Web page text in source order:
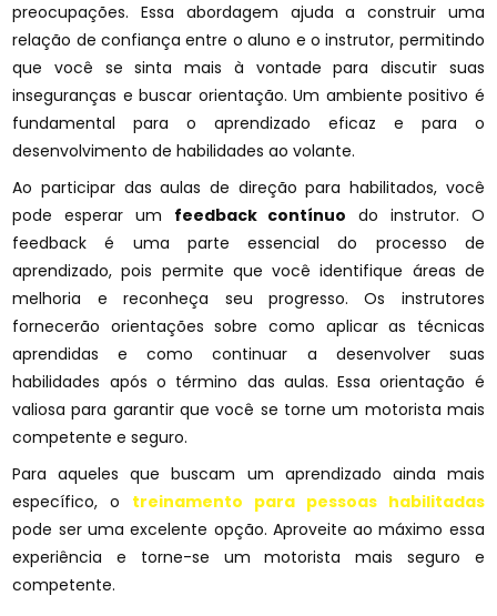
preocupações. Essa abordagem ajuda a construir uma
relação de confiança entre o aluno e o instrutor, permitindo
que você se sinta mais à vontade para discutir suas
inseguranças e buscar orientação. Um ambiente positivo é
fundamental para o aprendizado eficaz e para o
desenvolvimento de habilidades ao volante.
Ao participar das aulas de direção para habilitados, você
pode esperar um feedback contínuo do instrutor. O
feedback é uma parte essencial do processo de
aprendizado, pois permite que você identifique áreas de
melhoria e reconheça seu progresso. Os instrutores
fornecerão orientações sobre como aplicar as técnicas
aprendidas e como continuar a desenvolver suas
habilidades após o término das aulas. Essa orientação é
valiosa para garantir que você se torne um motorista mais
competente e seguro.
Para aqueles que buscam um aprendizado ainda mais
específico, o treinamento para pessoas habilitadas
pode ser uma excelente opção. Aproveite ao máximo essa
experiência e torne-se um motorista mais seguro e
competente.